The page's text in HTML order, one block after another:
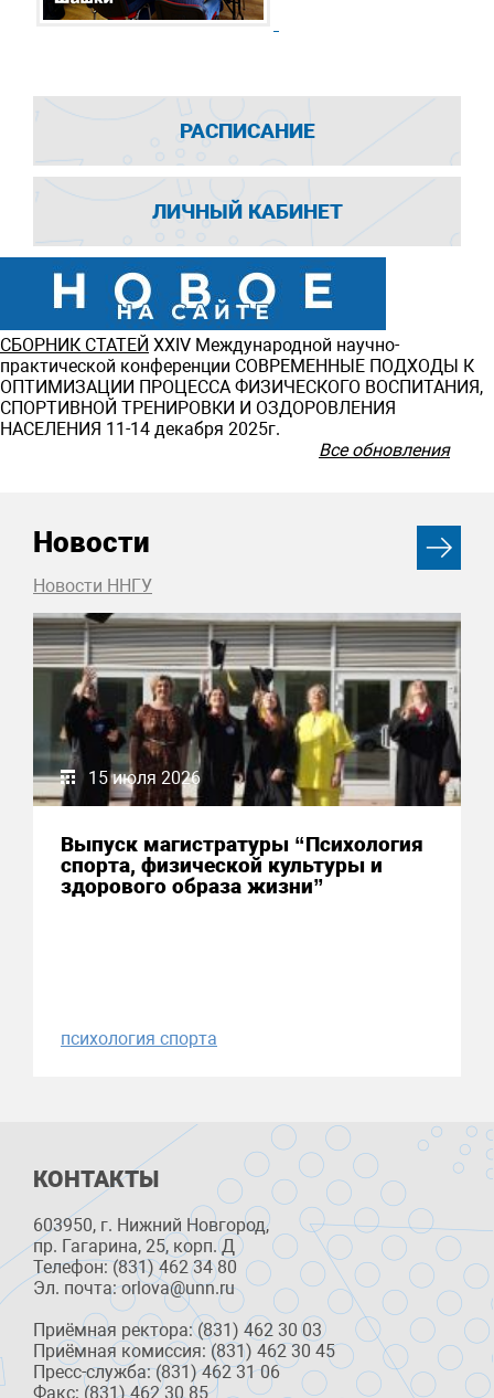
РАСПИСАНИЕ
ЛИЧНЫЙ КАБИНЕТ
СБОРНИК СТАТЕЙ ХXIV Международной научно-
практической конференции СОВРЕМЕННЫЕ ПОДХОДЫ К
ОПТИМИЗАЦИИ ПРОЦЕССА ФИЗИЧЕСКОГО ВОСПИТАНИЯ,
СПОРТИВНОЙ ТРЕНИРОВКИ И ОЗДОРОВЛЕНИЯ
НАСЕЛЕНИЯ 11-14 декабря 2025г.
Все обновления
Новости
Новости ННГУ
15 июля 2026
Выпуск магистратуры “Психология
спорта, физической культуры и
здорового образа жизни”
психология спорта
КОНТАКТЫ
603950, г. Нижний Новгород,
пр. Гагарина, 25, корп. Д
Телефон: (831) 462 34 80
Эл. почта: orlova@unn.ru
Приёмная ректора: (831) 462 30 03
Приёмная комиссия: (831) 462 30 45
Пресс-служба: (831) 462 31 06
Факс: (831) 462 30 85